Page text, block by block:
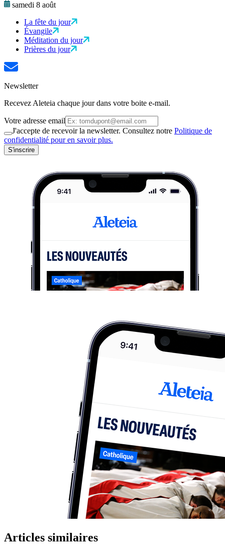
samedi 8 août
La fête du jour
Évangile
Méditation du jour
Prières du jour
Newsletter
Recevez Aleteia chaque jour dans votre boite e-mail.
Votre adresse email
J'accepte de recevoir la newsletter. Consultez notre Politique de
confidentialité pour en savoir plus.
S'inscrire
Articles similaires